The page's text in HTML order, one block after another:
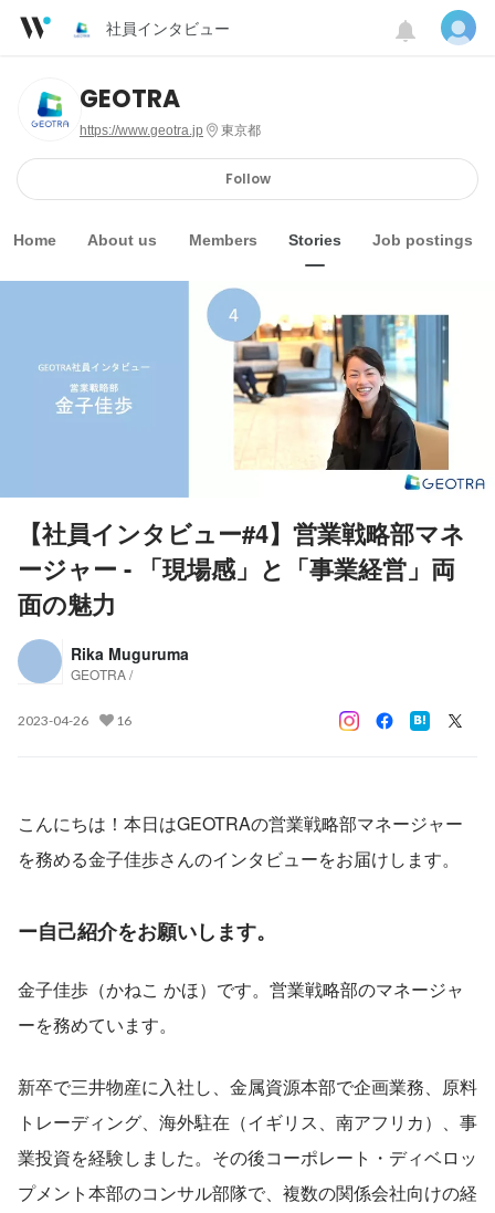
社員インタビュー
GEOTRA
https://www.geotra.jp 東京都
Follow
Home About us Members Stories Job postings
【社員インタビュー#4】営業戦略部マネ
ージャー - 「現場感」と「事業経営」両
面の魅力
Rika Muguruma
GEOTRA /
2023-04-26 16
こんにちは！本日はGEOTRAの営業戦略部マネージャー
を務める金子佳歩さんのインタビューをお届けします。
ー自己紹介をお願いします。
金子佳歩（かねこ かほ）です。営業戦略部のマネージャ
ーを務めています。
新卒で三井物産に入社し、金属資源本部で企画業務、原料
トレーディング、海外駐在（イギリス、南アフリカ）、事
業投資を経験しました。その後コーポレート・ディベロッ
プメント本部のコンサル部隊で、複数の関係会社向けの経